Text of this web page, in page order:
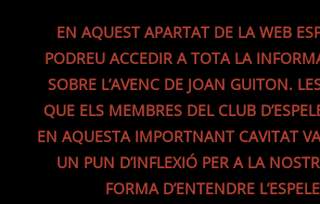
EN AQUEST APARTAT DE LA WEB
PODREU ACCEDIR A TOTA LA
SOBRE L’AVENC DE JOAN GUITON.
QUE ELS MEMBRES DEL CLUB
EN AQUESTA IMPORTNANT CAVITAT
UN PUN D’INFLEXIÓ PER A LA
FORMA D’ENTENDRE